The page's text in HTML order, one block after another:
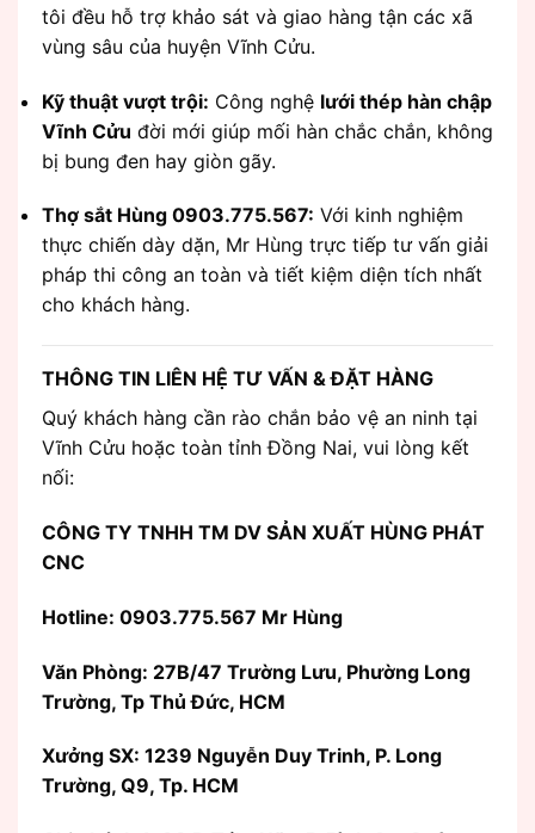
tôi đều hỗ trợ khảo sát và giao hàng tận các xã
vùng sâu của huyện Vĩnh Cửu.
Kỹ thuật vượt trội: Công nghệ lưới thép hàn chập
Vĩnh Cửu đời mới giúp mối hàn chắc chắn, không
bị bung đen hay giòn gãy.
Thợ sắt Hùng 0903.775.567: Với kinh nghiệm
thực chiến dày dặn, Mr Hùng trực tiếp tư vấn giải
pháp thi công an toàn và tiết kiệm diện tích nhất
cho khách hàng.
THÔNG TIN LIÊN HỆ TƯ VẤN & ĐẶT HÀNG
Quý khách hàng cần rào chắn bảo vệ an ninh tại
Vĩnh Cửu hoặc toàn tỉnh Đồng Nai, vui lòng kết
nối:
CÔNG TY TNHH TM DV SẢN XUẤT HÙNG PHÁT
CNC
Hotline: 0903.775.567 Mr Hùng
Văn Phòng: 27B/47 Trường Lưu, Phường Long
Trường, Tp Thủ Đức, HCM
Xưởng SX: 1239 Nguyễn Duy Trinh, P. Long
Trường, Q9, Tp. HCM